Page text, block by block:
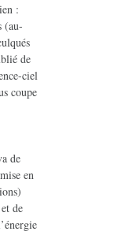
:
(au-
de
ciel
coupe
de
en
de